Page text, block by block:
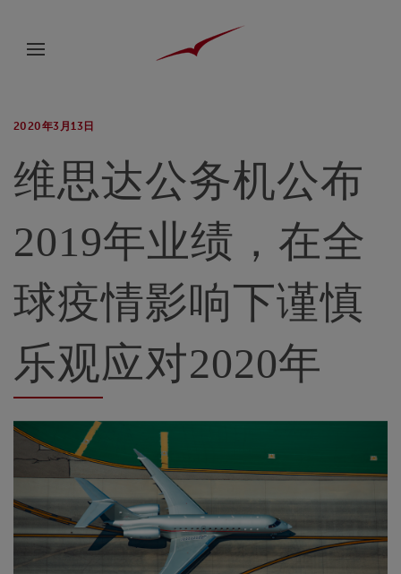
2020年3月13日
维思达公务机公布
2019年业绩，在全
球疫情影响下谨慎
乐观应对2020年